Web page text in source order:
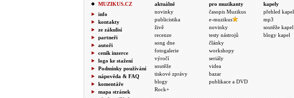
MUZIKUS.CZ
info
kontakty
ze zákulisí
partneři
autoři
ceník inzerce
logo ke stažení
Podmínky používání
nápověda & FAQ
komentáře
mapa stránek
aktuálně
novinky
publicistika
živě
recenze
song dne
fotogalerie
výročí
soutěže
tiskové zprávy
blogy
Rock+
pro muzikanty
časopis Muzikus
e-muzikus
novinky
testy nástrojů
články
workshopy
seriály
videa
bazar
publikace a DVD
kapely
přehled kapel
mp3
soutěže kapel
blogy kapel